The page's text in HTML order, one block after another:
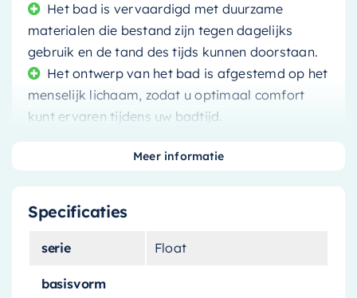
Het bad is vervaardigd met duurzame
materialen die bestand zijn tegen dagelijks
gebruik en de tand des tijds kunnen doorstaan.
Het ontwerp van het bad is afgestemd op het
menselijk lichaam, zodat u optimaal comfort
kunt ervaren tijdens uw badtijd.
te onderhouden, waardoor het een praktische
Herdefinieer Luxe en Comfort
Specificaties
serie Float
basisvorm
Meer informatie